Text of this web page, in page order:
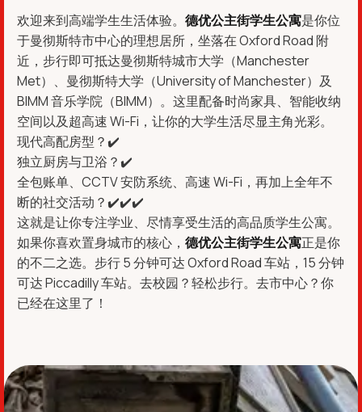
欢迎来到高端学生生活体验。 德优公主街学生公寓是你位
于曼彻斯特市中心的理想居所，坐落在 Oxford Road 附
近，步行即可抵达曼彻斯特城市大学（Manchester
Met）、曼彻斯特大学（University of Manchester）及
BIMM 音乐学院（BIMM）。这里配备时尚家具、智能收纳
空间以及超高速 Wi-Fi，让你的大学生活尽显主角光彩。
现代高配房型？✔️
独立厨房与卫浴？✔️
全包账单、CCTV 安防系统、高速 Wi-Fi，再加上全年不
断的社交活动？✔️✔️✔️
这就是让你专注学业、尽情享受生活的高品质学生公寓。
如果你喜欢置身城市的核心， 德优公主街学生公寓正是你
的不二之选。步行 5 分钟可达 Oxford Road 车站，15 分钟
可达 Piccadilly 车站。去校园？轻松步行。去市中心？你
已经在这里了！